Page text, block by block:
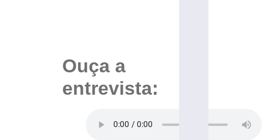
Ouça a
entrevista: